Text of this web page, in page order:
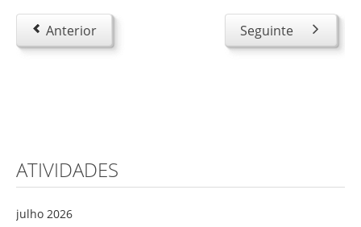
Anterior Seguinte
ATIVIDADES
julho 2026